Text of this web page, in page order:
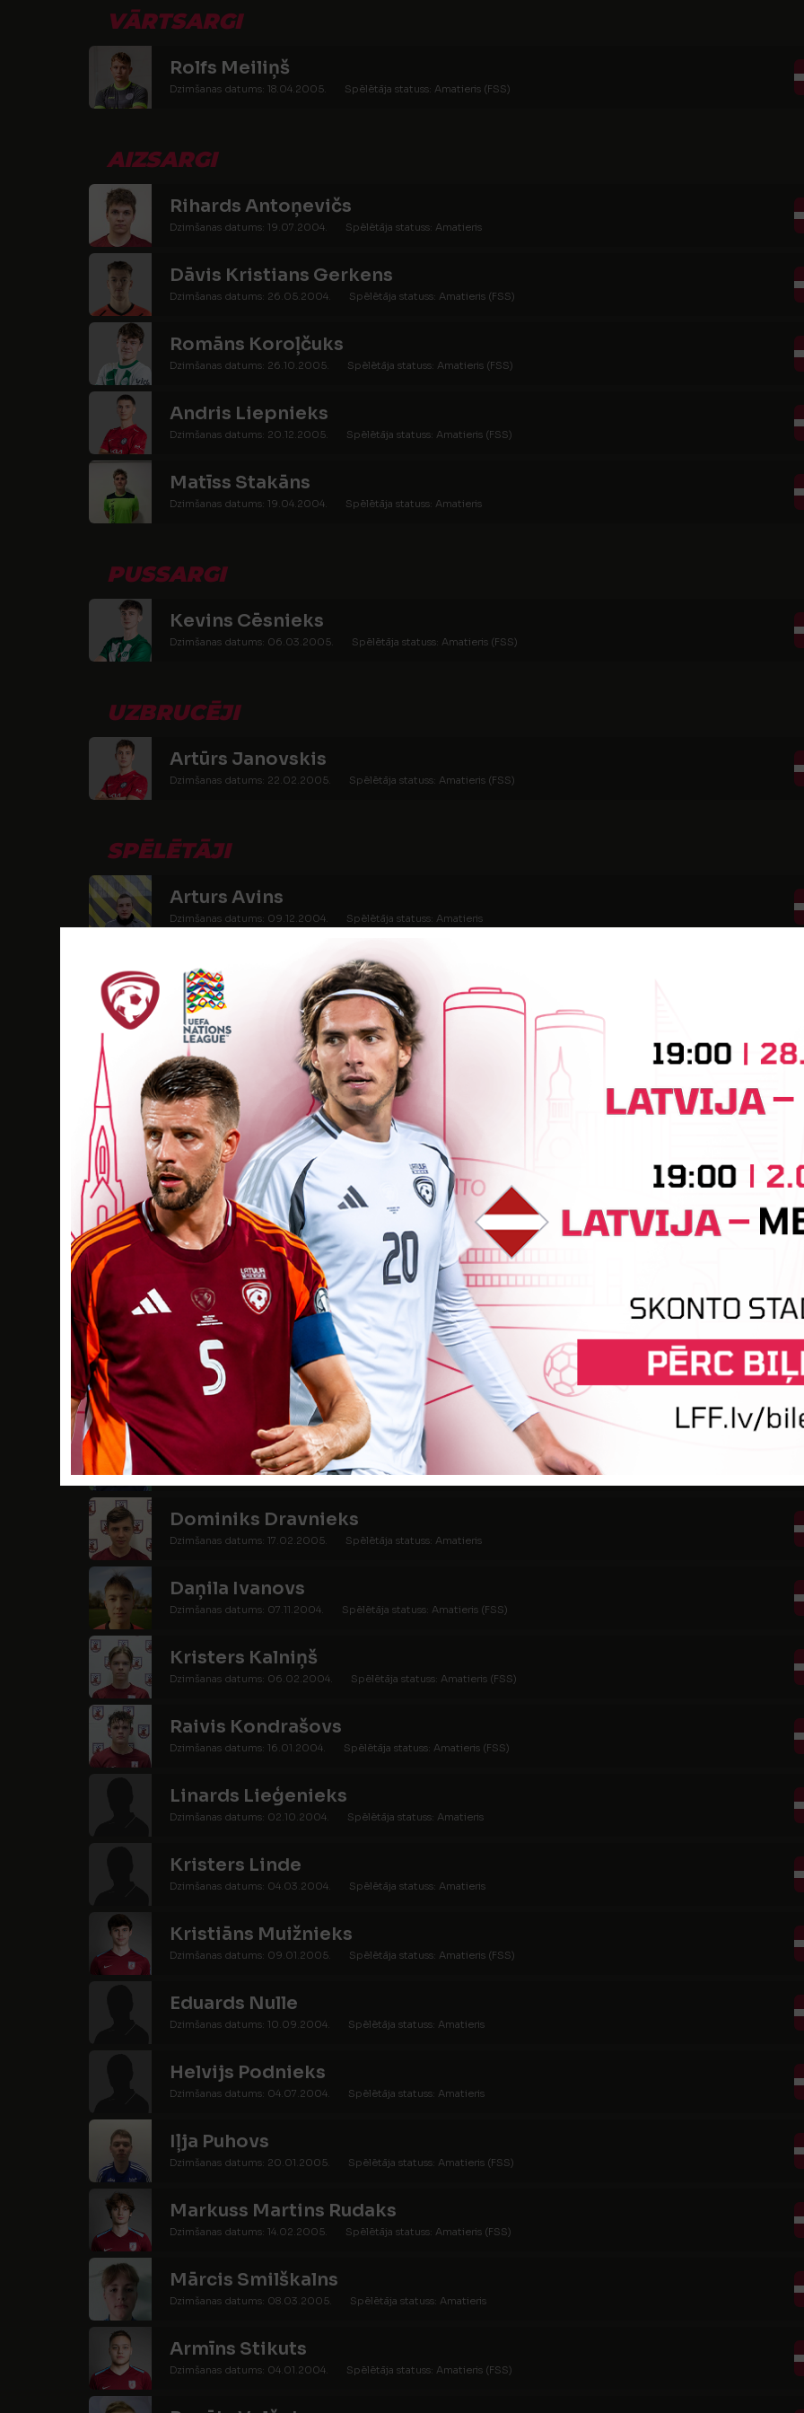
VĀRTSARGI
Rolfs Meiliņš
Dzimšanas datums: 18.04.2005. Spēlētāja statuss: Amatieris (FSS)
AIZSARGI
Rihards Antoņevičs
Dzimšanas datums: 19.07.2004. Spēlētāja statuss: Amatieris
Dāvis Kristians Gerkens
Dzimšanas datums: 26.05.2004. Spēlētāja statuss: Amatieris (FSS)
Romāns Koroļčuks
Dzimšanas datums: 26.10.2005. Spēlētāja statuss: Amatieris (FSS)
Andris Liepnieks
Dzimšanas datums: 20.12.2005. Spēlētāja statuss: Amatieris (FSS)
Matīss Stakāns
Dzimšanas datums: 19.04.2004. Spēlētāja statuss: Amatieris
PUSSARGI
Kevins Cēsnieks
Dzimšanas datums: 06.03.2005. Spēlētāja statuss: Amatieris (FSS)
UZBRUCĒJI
Artūrs Janovskis
Dzimšanas datums: 22.02.2005. Spēlētāja statuss: Amatieris (FSS)
SPĒLĒTĀJI
Arturs Avins
Dzimšanas datums: 09.12.2004. Spēlētāja statuss: Amatieris
Roberts Viljams Briģis
Dzimšanas datums: 19.01.2004. Spēlētāja statuss: Amatieris (FSS)
Daniels Buklagins
Dzimšanas datums: 29.01.2004. Spēlētāja statuss: Amatieris (FSS)
Renats Bulajevs
Dzimšanas datums: 14.04.2004. Spēlētāja statuss: Amatieris (FSS)
Ralfs Burkāns
Dzimšanas datums: 10.12.2004. Spēlētāja statuss: Amatieris (FSS)
Roberts Valdis Caune
Dzimšanas datums: 20.08.2004. Spēlētāja statuss: Amatieris
Artus Cimermanis
Dzimšanas datums: 28.04.2005. Spēlētāja statuss: Amatieris (FSS)
Marks Kristofers Dievaitis
Dzimšanas datums: 25.09.2004. Spēlētāja statuss: Amatieris (FSS)
Dāvids Djačuks
Dzimšanas datums: 27.06.2004. Spēlētāja statuss: Amatieris (FSS)
Dominiks Dravnieks
Dzimšanas datums: 17.02.2005. Spēlētāja statuss: Amatieris
Daņila Ivanovs
Dzimšanas datums: 07.11.2004. Spēlētāja statuss: Amatieris (FSS)
Kristers Kalniņš
Dzimšanas datums: 06.02.2004. Spēlētāja statuss: Amatieris (FSS)
Raivis Kondrašovs
Dzimšanas datums: 16.01.2004. Spēlētāja statuss: Amatieris (FSS)
Linards Lieģenieks
Dzimšanas datums: 02.10.2004. Spēlētāja statuss: Amatieris
Kristers Linde
Dzimšanas datums: 04.03.2004. Spēlētāja statuss: Amatieris
Kristiāns Muižnieks
Dzimšanas datums: 09.01.2005. Spēlētāja statuss: Amatieris (FSS)
Eduards Nulle
Dzimšanas datums: 10.09.2004. Spēlētāja statuss: Amatieris
Helvijs Podnieks
Dzimšanas datums: 04.07.2004. Spēlētāja statuss: Amatieris
Iļja Puhovs
Dzimšanas datums: 20.01.2005. Spēlētāja statuss: Amatieris (FSS)
Markuss Martins Rudaks
Dzimšanas datums: 14.02.2005. Spēlētāja statuss: Amatieris (FSS)
Mārcis Smilškalns
Dzimšanas datums: 08.03.2005. Spēlētāja statuss: Amatieris
Armīns Stikuts
Dzimšanas datums: 04.01.2004. Spēlētāja statuss: Amatieris (FSS)